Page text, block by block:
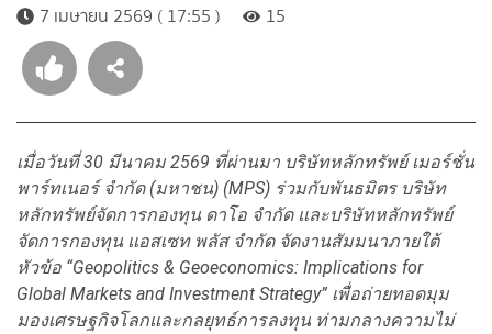
7 เมษายน 2569 ( 17:55 )
15
เมื่อวันที่ 30 มีนาคม 2569 ที่ผ่านมา บริษัทหลักทรัพย์ เมอร์ชั่น
พาร์ทเนอร์ จำกัด (มหาชน) (MPS) ร่วมกับพันธมิตร บริษัท
หลักทรัพย์จัดการกองทุน ดาโอ จำกัด และบริษัทหลักทรัพย์
จัดการกองทุน แอสเซท พลัส จำกัด จัดงานสัมมนาภายใต้
หัวข้อ “Geopolitics & Geoeconomics: Implications for
Global Markets and Investment Strategy” เพื่อถ่ายทอดมุม
มองเศรษฐกิจโลกและกลยุทธ์การลงทุน ท่ามกลางความไม่